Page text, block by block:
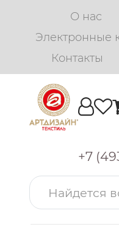
О нас
Электронные
Контакты
+7